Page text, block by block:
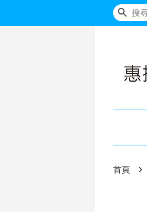
搜尋
首頁 ›